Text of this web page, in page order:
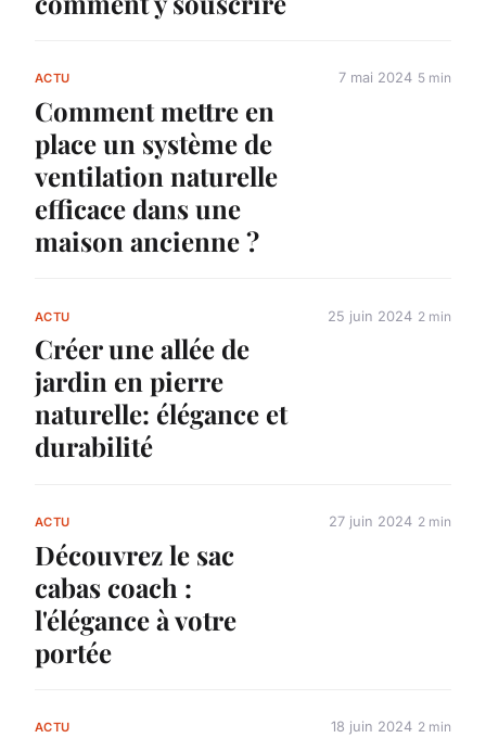
ACTU
Comment mettre en
place un système de
ventilation naturelle
efficace dans une
maison ancienne ?
7 mai 2024 5 min
ACTU
Créer une allée de
jardin en pierre
naturelle: élégance et
durabilité
25 juin 2024 2 min
ACTU
Découvrez le sac
cabas coach :
l'élégance à votre
portée
27 juin 2024 2 min
ACTU 18 juin 2024 2 min